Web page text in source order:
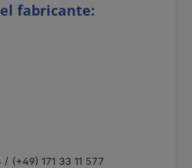
fabricante:
(+49) 171 33 11 577